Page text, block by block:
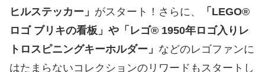
ヒルステッカー」 がスタート！さらに、
「LEGO®
ロゴ ブリキの看板」や「レゴ® 1950年ロゴ入りレ
トロスピニングキーホルダー」 などのレゴファンに
はたまらないコレクションのリワードもスタートし